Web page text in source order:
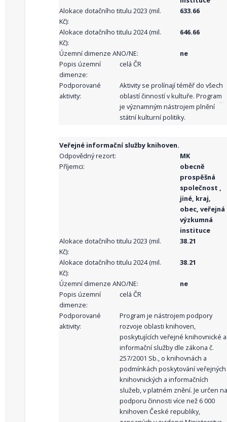
Alokace dotačního titulu 2023 (mil.
Kč):
633.66
Alokace dotačního titulu 2024 (mil.
Kč):
646.66
Územní dimenze ANO/NE:
ne
Popis územní
dimenze:
celá ČR
Podporované
aktivity:
Aktivity se prolínají téměř do všech
oblastí činností v kultuře. Program
je významným nástrojem plnění
státní kulturní politiky.
Veřejné informační služby knihoven.
Odpovědný rezort:
MK
Příjemci:
obecně
prospěšná
společnost ,
jiné, kraj,
obec, veřejná
výzkumná
instituce
Alokace dotačního titulu 2023 (mil.
Kč):
38.21
Alokace dotačního titulu 2024 (mil.
Kč):
38.21
Územní dimenze ANO/NE:
ne
Popis územní
dimenze:
celá ČR
Podporované
aktivity:
Program je nástrojem podpory
rozvoje oblasti knihoven,
poskytujících veřejné knihovnické a
informační služby dle zákona č.
257/2001 Sb., o knihovnách a
podmínkách poskytování veřejných
knihovnických a informačních
služeb, v platném znění. Je určen na
podporu činnosti více než 6 000
knihoven České republiky,